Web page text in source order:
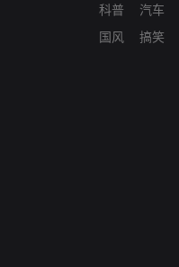
科普
国风
汽车
搞笑